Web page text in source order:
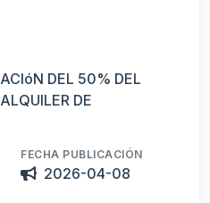
DEL 50% DEL
DE
FECHA PUBLICACIÓN
2026-04-08